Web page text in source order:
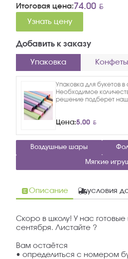
Итоговая цена:74.00 BYN
Узнать цену
Добавить к заказу
Упаковка Конфеты
Упаковка для букетов
Необходимое
решение подберет наш
Цена:5.00 BYN
Воздушные шары
Мягкие
Описание условия
Скоро в школу! У нас готовые
сентября. Листайте ?
Вам остаётся
• определиться с номером